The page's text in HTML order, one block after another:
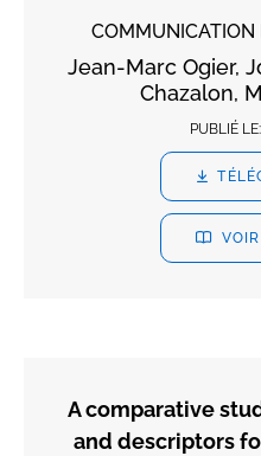
COMMUNICATION
Jean-Marc Ogier,
Chazalon,
PUBLIÉ LE:
A comparative
and descriptors